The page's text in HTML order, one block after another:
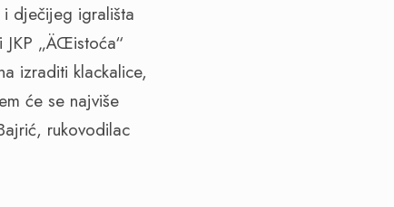
i dječijeg igrališta
JKP „ÄŒistoća“
izraditi klackalice,
će se najviše
rukovodilac